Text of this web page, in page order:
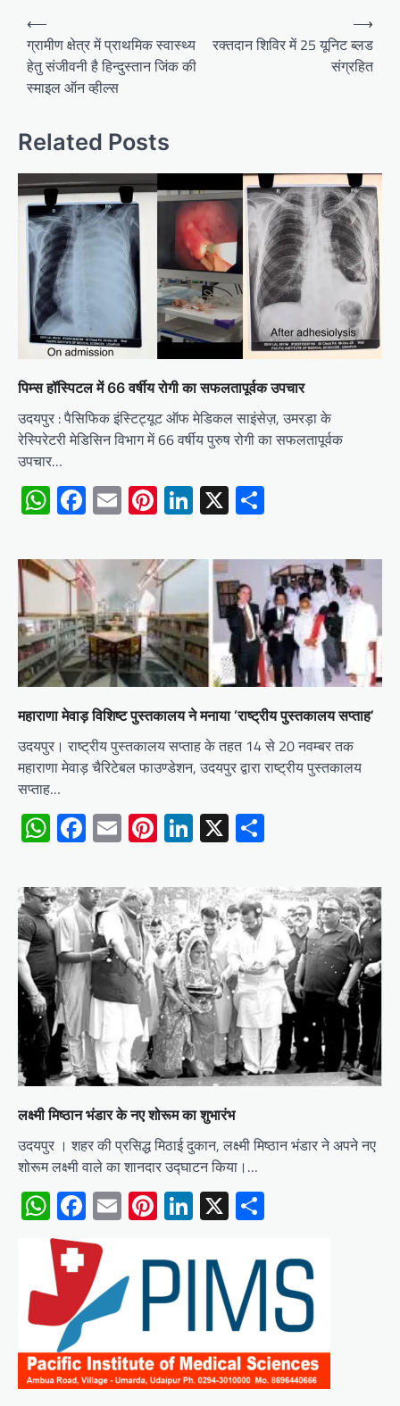
Post
navigation
⟵
ग्रामीण क्षेत्र में प्राथमिक स्वास्थ्य
हेतु संजीवनी है हिन्दुस्तान जिंक की
स्माइल ऑन व्हील्स
रक्तदान शिविर में 25 यूनिट ब्लड
संग्रहित
⟶
Related Posts
पिम्स हॉस्पिटल में 66 वर्षीय रोगी का सफलतापूर्वक उपचार
उदयपुर : पैसिफिक इंस्टिट्यूट ऑफ मेडिकल साइंसेज़, उमरड़ा के
रेस्पिरेटरी मेडिसिन विभाग में 66 वर्षीय पुरुष रोगी का सफलतापूर्वक
उपचार…
WhatsApp
Facebook
EmailPinterest
LinkedIn
X
महाराणा मेवाड़ विशिष्ट पुस्तकालय ने मनाया ‘राष्ट्रीय पुस्तकालय सप्ताह’
उदयपुर। राष्ट्रीय पुस्तकालय सप्ताह के तहत 14 से 20 नवम्बर तक
महाराणा मेवाड़ चैरिटेबल फाउण्डेशन, उदयपुर द्वारा राष्ट्रीय पुस्तकालय
सप्ताह…
WhatsApp
Facebook
EmailPinterest
LinkedIn
X
लक्ष्मी मिष्ठान भंडार के नए शोरूम का शुभारंभ
उदयपुर । शहर की प्रसिद्ध मिठाई दुकान, लक्ष्मी मिष्ठान भंडार ने अपने नए
शोरूम लक्ष्मी वाले का शानदार उद्घाटन किया।…
WhatsApp
Facebook
EmailPinterest
LinkedIn
X